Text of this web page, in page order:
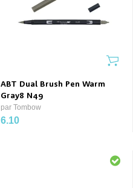
ABT Dual Brush Pen Warm
Gray8 N49
par Tombow
6.10